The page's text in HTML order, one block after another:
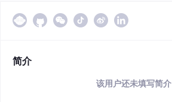
简介
该用户还未填写简介